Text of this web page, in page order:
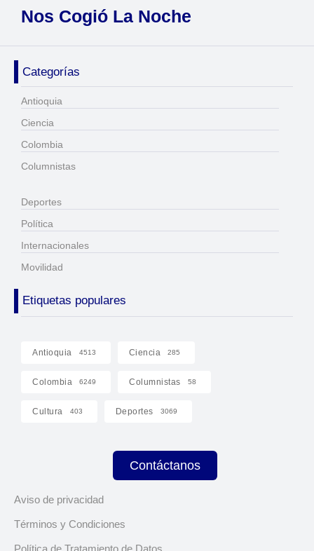
Nos Cogió La Noche
Categorías
Antioquia
Ciencia
Colombia
Columnistas
Deportes
Política
Internacionales
Movilidad
Etiquetas populares
Antioquia 4513 Ciencia 285
Colombia 6249 Columnistas 58
Cultura 403 Deportes 3069
Contáctanos
Aviso de privacidad
Términos y Condiciones